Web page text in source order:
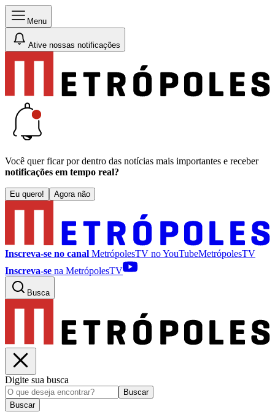
Menu
Ative nossas notificações
Você quer ficar por dentro das notícias mais importantes e receber
notificações em tempo real?
Eu quero! Agora não
Inscreva-se no canal MetrópolesTV noYouTubeMetrópolesTV
Inscreva-se na MetrópolesTV
Busca
Digite sua busca
Buscar
Buscar